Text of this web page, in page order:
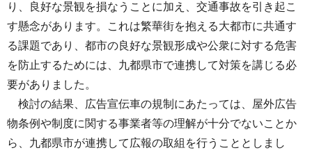
り、良好な景観を損なうことに加え、交通事故を引き起こ
す懸念があります。これは繁華街を抱える大都市に共通す
る課題であり、都市の良好な景観形成や公衆に対する危害
を防止するためには、九都県市で連携して対策を講じる必
要がありました。
検討の結果、広告宣伝車の規制にあたっては、屋外広告
物条例や制度に関する事業者等の理解が十分でないことか
ら、九都県市が連携して広報の取組を行うこととしまし